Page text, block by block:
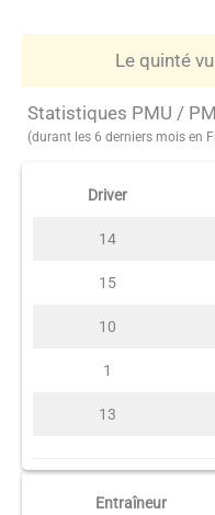
Le quinté
Statistiques PMU /
(durant les 6 derniers mois en
Driver
14
15
10
1
13
Entraîneur